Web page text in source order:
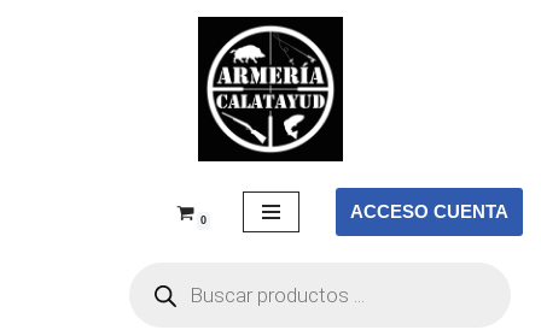
0 ACCESO CUENTA